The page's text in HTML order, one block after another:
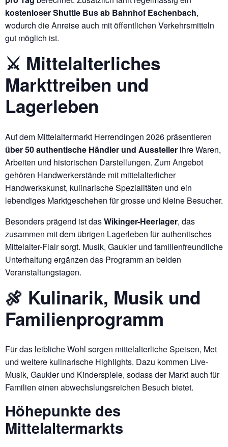
kostenloser Shuttle Bus ab Bahnhof Eschenbach,
wodurch die Anreise auch mit öffentlichen Verkehrsmitteln
gut möglich ist.
⚔️ Mittelalterliches
Markttreiben und
Lagerleben
Auf dem Mittelaltermarkt Herrendingen 2026 präsentieren
über 50 authentische Händler und Aussteller ihre Waren,
Arbeiten und historischen Darstellungen. Zum Angebot
gehören Handwerkerstände mit mittelalterlicher
Handwerkskunst, kulinarische Spezialitäten und ein
lebendiges Marktgeschehen für grosse und kleine Besucher.
Besonders prägend ist dasWikinger-Heerlager, das
zusammen mit dem übrigen Lagerleben für authentisches
Mittelalter-Flair sorgt. Musik, Gaukler und familienfreundliche
Unterhaltung ergänzen das Programm an beiden
Veranstaltungstagen.
🍖 Kulinarik, Musik und
Familienprogramm
Für das leibliche Wohl sorgen mittelalterliche Speisen, Met
und weitere kulinarische Highlights. Dazu kommen Live-
Musik, Gaukler und Kinderspiele, sodass der Markt auch für
Familien einen abwechslungsreichen Besuch bietet.
Höhepunkte des
Mittelaltermarkts